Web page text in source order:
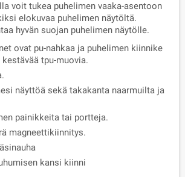
voit tukea puhelimen vaaka-asentoon
elokuvaa puhelimen näytöltä.
hyvän suojan puhelimen näytölle.
ovat pu-nahkaa ja puhelimen kiinnike
tpu-muovia.
näyttöä sekä takakanta naarmuilta ja
painikkeita tai portteja.
magneettikiinnitys.
kansi kiinni